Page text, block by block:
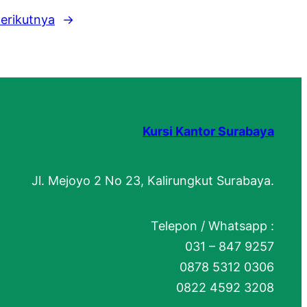
→
Kursi Kantor Surabaya
Jl. Mejoyo 2 No 23, Kalirungkut Surabaya.
Telepon / Whatsapp :
031 – 847 9257
0878 5312 0306
0822 4592 3208